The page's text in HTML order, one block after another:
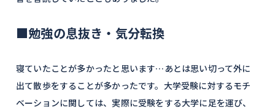
■勉強の息抜き・気分転換
寝ていたことが多かったと思います…あとは思い切って外に
出て散歩をすることが多かったです。大学受験に対するモチ
ベーションに関しては、実際に受験をする大学に足を運び、